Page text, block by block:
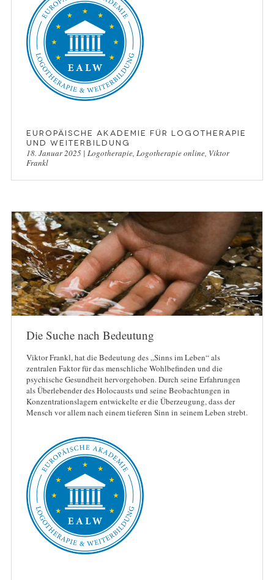
Europäische Akademie für Logotherapie
und Weiterbildung
18. Januar 2025| Logotherapie, Logotherapie online, Viktor
Frankl
Die Suche nach Bedeutung
Viktor Frankl, hat die Bedeutung des „Sinns im Leben“ als
zentralen Faktor für das menschliche Wohlbefinden und die
psychische Gesundheit hervorgehoben. Durch seine Erfahrungen
als Überlebender des Holocausts und seine Beobachtungen in
Konzentrationslagern entwickelte er die Überzeugung, dass der
Mensch vor allem nach einem tieferen Sinn in seinem Leben strebt.